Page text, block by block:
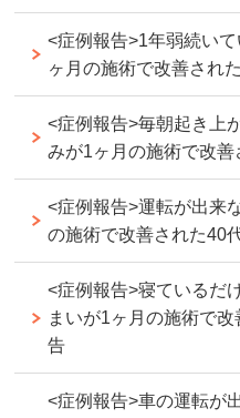
<症例報告>1年弱続い
ヶ月の施術で改善され
<症例報告>毎朝起き上
みが1ヶ月の施術で改
<症例報告>運転が出来
の施術で改善された40
<症例報告>寝ているだ
まいが1ヶ月の施術で
告
<症例報告>車の運転が